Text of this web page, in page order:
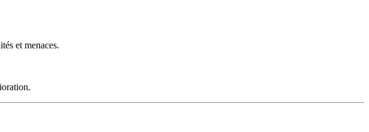
et menaces.